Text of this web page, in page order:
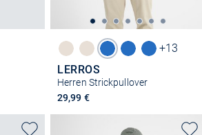
+13
LERROS
Herren Strickpullover
29,99 €